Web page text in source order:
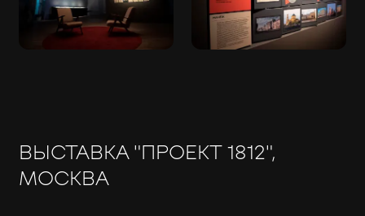
ВЫСТАВКА "ПРОЕКТ 1812",
МОСКВА